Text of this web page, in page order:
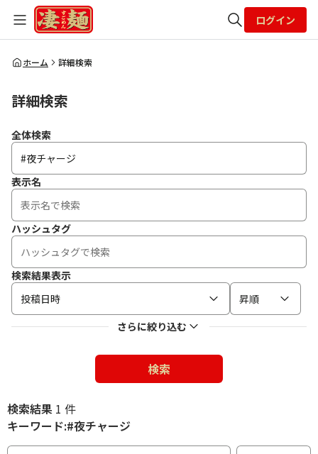
全体検索
ログイン
ホーム 詳細検索
詳細検索
全体検索
表示名
ハッシュタグ
検索結果表示
投稿日時
昇順
さらに絞り込む
検索
検索結果 1 件
キーワード:#夜チャージ